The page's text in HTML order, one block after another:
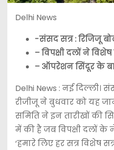
Delhi News
-संसद सत्र : रिजिजू
– विपक्षी दलों ने
– ऑपरेशन सिंदूर के
Delhi News : नई दिल्ली।
रीजीजू ने बुधवार को यह
समिति ने इन तारीखों की
में की है जब विपक्षी दलों
‘हमारे लिए हर सत्र विशेष